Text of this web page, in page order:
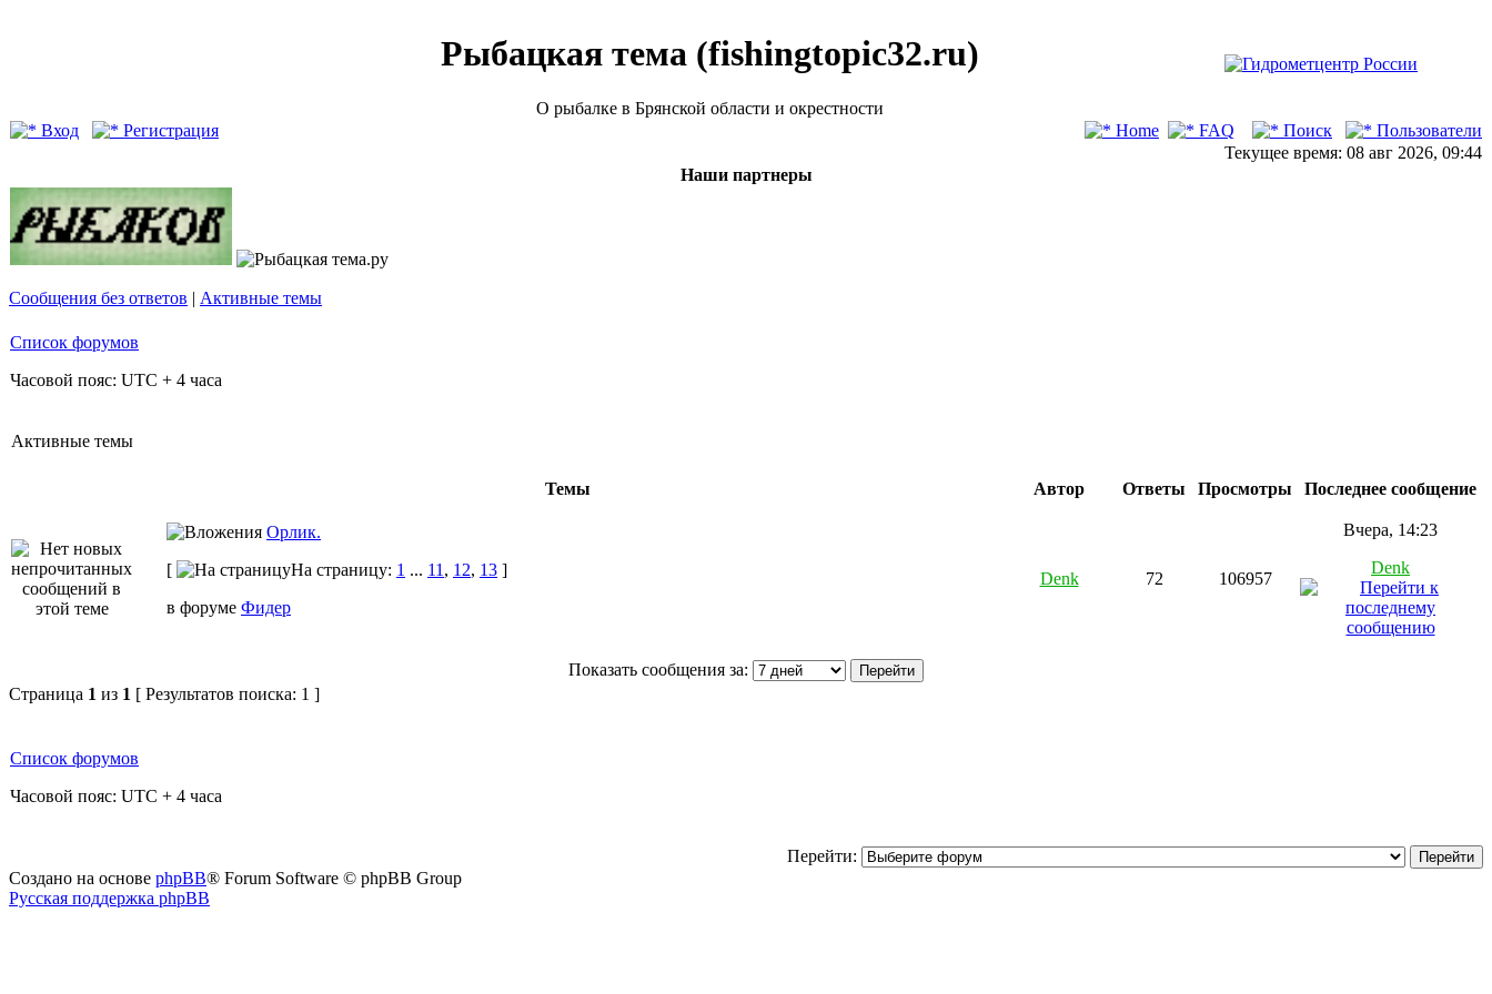
Рыбацкая тема (fishingtopic32.ru)
О рыбалке в Брянской области и окрестности
Вход
Регистрация Home FAQ Поиск
Пользователи
Текущее время: 08 авг 2026, 09:44
Наши партнеры
Сообщения без ответов | Активные темы
Список форумов
Часовой пояс: UTC + 4 часа
Активные темы
Темы Автор Ответы Просмотры Последнее сообщение
Орлик.
[
На страницу: 1 ... 11 , 12, 13 ]
в форуме Фидер
Denk 72 106957
Вчера, 14:23
Denk
Показать сообщения за:
Страница 1 из 1 [ Результатов поиска: 1 ]
Список форумов
Часовой пояс: UTC + 4 часа
Перейти:
Создано на основе phpBB® Forum Software © phpBB Group
Русская поддержка phpBB